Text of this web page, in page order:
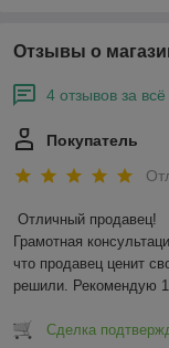
Отзывы о
4 отзывов за
Покупатель
Отличный продавец!
Грамотная
что продавец ценит
решили. Рекомендую
Сделка